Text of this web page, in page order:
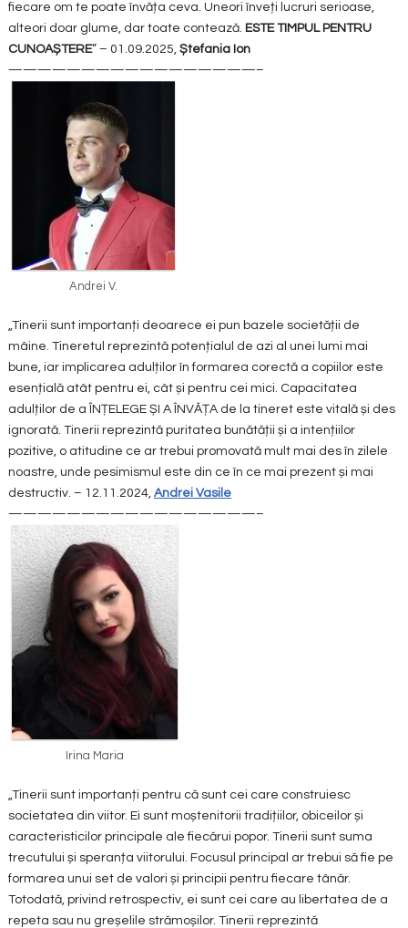
fiecare om te poate învăța ceva. Uneori înveți lucruri serioase,
alteori doar glume, dar toate contează. ESTE TIMPUL PENTRU
CUNOAȘTERE” – 01.09.2025, Ștefania Ion
—————————————————–
Andrei V.
„Tinerii sunt importanți deoarece ei pun bazele societății de
mâine. Tineretul reprezintă potențialul de azi al unei lumi mai
bune, iar implicarea adulților în formarea corectă a copiilor este
esențială atât pentru ei, cât și pentru cei mici. Capacitatea
adulților de a ÎNȚELEGE ȘI A ÎNVĂȚA de la tineret este vitală și des
ignorată. Tinerii reprezintă puritatea bunătății și a intențiilor
pozitive, o atitudine ce ar trebui promovată mult mai des în zilele
noastre, unde pesimismul este din ce în ce mai prezent și mai
destructiv. – 12.11.2024, Andrei Vasile
—————————————————–
Irina Maria
„Tinerii sunt importanți pentru că sunt cei care construiesc
societatea din viitor. Ei sunt moștenitorii tradițiilor, obiceilor și
caracteristicilor principale ale fiecărui popor. Tinerii sunt suma
trecutului și speranța viitorului. Focusul principal ar trebui să fie pe
formarea unui set de valori și principii pentru fiecare tânăr.
Totodată, privind retrospectiv, ei sunt cei care au libertatea de a
repeta sau nu greșelile strămoșilor. Tinerii reprezintă